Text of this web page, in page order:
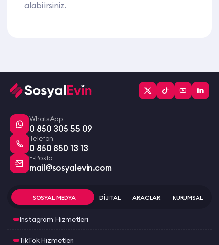
alabilirsiniz.
WhatsApp
0 850 305 55 09
Telefon
0 850 850 13 13
E-Posta
mail@sosyalevin.com
SOSYAL MEDYA DİJİTAL ARAÇLAR KURUMSAL
Instagram Hizmetleri
TikTok Hizmetleri